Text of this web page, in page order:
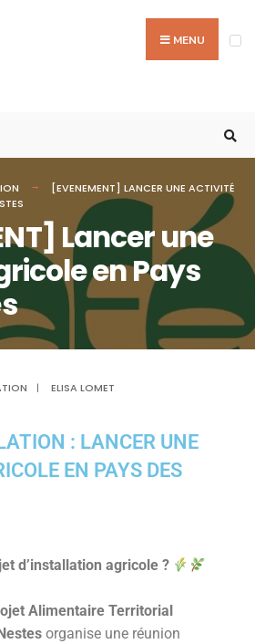
MENU
[EVENEMENT] LANCER UNE ACTIVITÉ
Lancer une
en Pays
| ELISA LOMET
: LANCER UNE
EN PAYS DES
d’installation agricole ?
Alimentaire Territorial
organise une réunion